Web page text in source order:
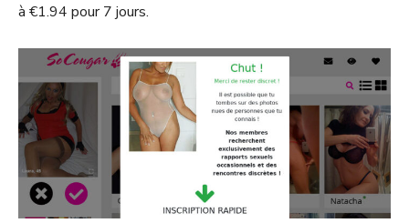
à €1.94 pour 7 jours.